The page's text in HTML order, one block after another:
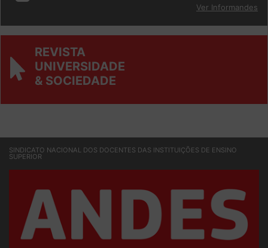
Ver Informandes
REVISTA
UNIVERSIDADE
& SOCIEDADE
SINDICATO NACIONAL DOS DOCENTES DAS INSTITUIÇÕES DE ENSINO
SUPERIOR